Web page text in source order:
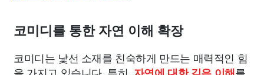
코미디를 통한 자연 이해 확장
코미디는 낯선 소재를 친숙하게 만드는 매력적인 힘
을 가지고 있습니다. 특히,
를